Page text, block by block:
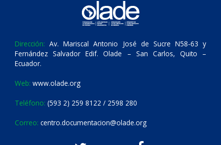
Dirección: Av. Mariscal Antonio José de Sucre N58-63 y
Fernández Salvador Edif. Olade – San Carlos, Quito –
Ecuador.
Web: www.olade.org
Teléfono: (593 2) 259 8122 / 2598 280
Correo: centro.documentacion@olade.org